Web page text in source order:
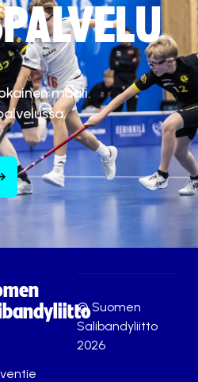
maali.
© Suomen
Salibandyliitto
2026